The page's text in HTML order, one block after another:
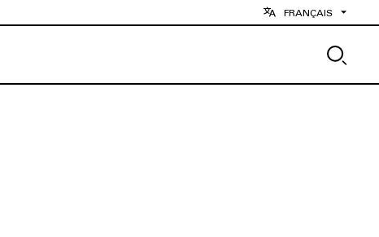
FRANÇAIS